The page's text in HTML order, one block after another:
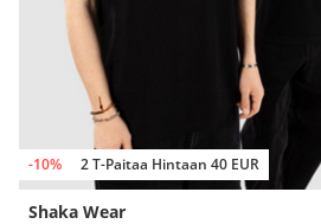
-10% 2 T-Paitaa Hintaan 40 EUR
Shaka Wear